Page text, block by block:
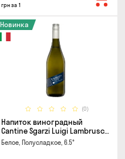
грн за 1
(0)
Новинка
Напиток виноградный
Cantine Sgarzi Luigi Lambrusco
IGT Emilia Bianca Frizziante
0.75л
Белое, Полусладкое, 6.5°